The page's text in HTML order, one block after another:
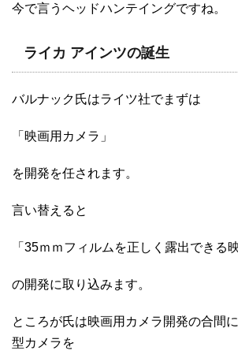
今で言うヘッドハンテイングですね。
ライカ アインツの誕生
バルナック氏はライツ社でまずは
「映画用カメラ」
を開発を任されます。
言い替えると
「35ｍｍフィルムを正しく露出できる
の開発に取り込みます。
ところが氏は映画用カメラ開発の合間
型カメラを